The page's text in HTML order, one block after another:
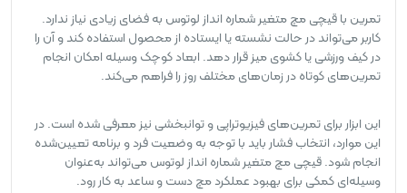
تمرین با قیچی مچ متغیر شماره انداز لوتوس به فضای زیادی نیاز ندارد.
کاربر می‌تواند در حالت نشسته یا ایستاده از محصول استفاده کند و آن را
در کیف ورزشی یا کشوی میز قرار دهد. ابعاد کوچک وسیله امکان انجام
تمرین‌های کوتاه در زمان‌های مختلف روز را فراهم می‌کند.
این ابزار برای تمرین‌های فیزیوتراپی و توانبخشی نیز معرفی شده است. در
این موارد، انتخاب فشار باید با توجه به وضعیت فرد و برنامه تعیین‌شده
انجام شود. قیچی مچ متغیر شماره انداز لوتوس می‌تواند به‌عنوان
وسیله‌ای کمکی برای بهبود عملکرد مچ دست و ساعد به کار رود.